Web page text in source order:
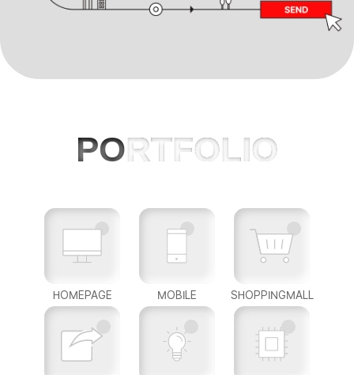
PORTFOLIO
HOMEPAGE MOBILE SHOPPINGMALL